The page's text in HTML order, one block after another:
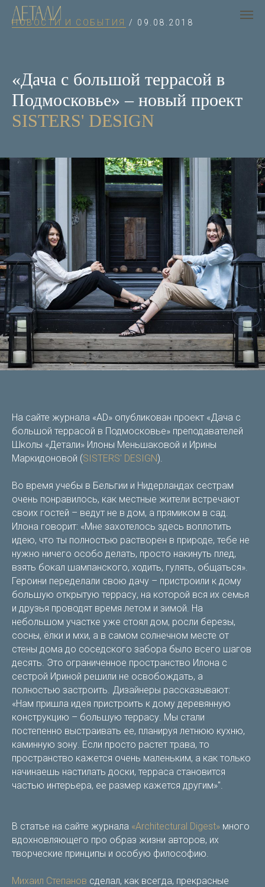
НОВОСТИ И СОБЫТИЯ / 09.08.2018
«Дача с большой террасой в
Подмосковье» – новый проект
SISTERS' DESIGN
На сайте журнала «AD» опубликован проект «Дача с
большой террасой в Подмосковье» преподавателей
Школы «Детали» Илоны Меньшаковой и Ирины
Маркидоновой (SISTERS' DESIGN).
Во время учебы в Бельгии и Нидерландах сестрам
очень понравилось, как местные жители встречают
своих гостей – ведут не в дом, а прямиком в сад.
Илона говорит: «Мне захотелось здесь воплотить
идею, что ты полностью растворен в природе, тебе не
нужно ничего особо делать, просто накинуть плед,
взять бокал шампанского, ходить, гулять, общаться».
Героини переделали свою дачу – пристроили к дому
большую открытую террасу, на которой вся их семья
и друзья проводят время летом и зимой. На
небольшом участке уже стоял дом, росли березы,
сосны, ёлки и мхи, а в самом солнечном месте от
стены дома до соседского забора было всего шагов
десять. Это ограниченное пространство Илона с
сестрой Ириной решили не освобождать, а
полностью застроить. Дизайнеры рассказывают:
«Нам пришла идея пристроить к дому деревянную
конструкцию – большую террасу. Мы стали
постепенно выстраивать ее, планируя летнюю кухню,
каминную зону. Если просто растет трава, то
пространство кажется очень маленьким, а как только
начинаешь настилать доски, терраса становится
частью интерьера, ее размер кажется другим»".
В статье на сайте журнала «Architectural Digest» много
вдохновляющего про образ жизни авторов, их
творческие принципы и особую философию.
Михаил Степанов сделал, как всегда, прекрасные